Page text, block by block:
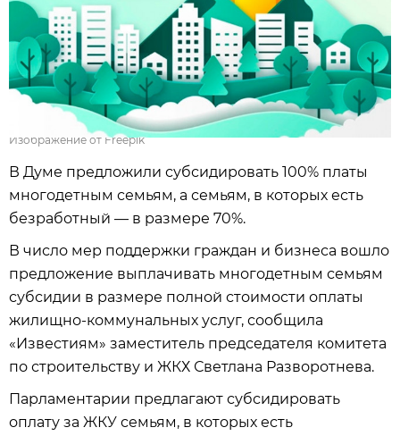
Изображение от Freepik
В Думе предложили субсидировать 100% платы
многодетным семьям, а семьям, в которых есть
безработный — в размере 70%.
В число мер поддержки граждан и бизнеса вошло
предложение выплачивать многодетным семьям
субсидии в размере полной стоимости оплаты
жилищно-коммунальных услуг, сообщила
«Известиям» заместитель председателя комитета
по строительству и ЖКХ Светлана Разворотнева.
Парламентарии предлагают субсидировать
оплату за ЖКУ семьям, в которых есть